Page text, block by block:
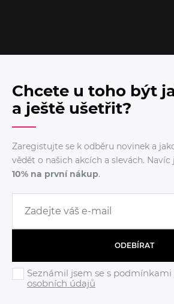
Chcete u toho být
a ještě ušetřit?
Zaregistujte se k odběru novinek a
vědět o našich akcích a slevách.
10% na první nákup.
ODEBÍRAT
Seznámil jsem se s podmínkami
osobních údajů